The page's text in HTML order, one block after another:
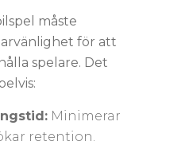
måste
för att
spelare. Det
Minimerar
retention.